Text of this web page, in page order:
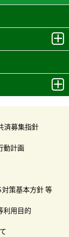
済募集指針
動計画
策基本方針 等
利用目的